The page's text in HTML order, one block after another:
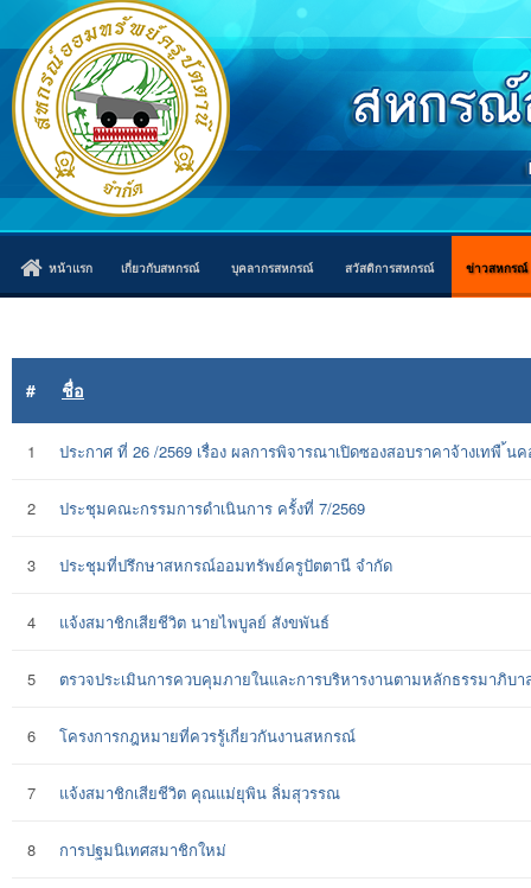
หน้าแรก เกี่ยวกับสหกรณ์ บุคลากรสหกรณ์ สวัสดิการสหกรณ์ ข่าวสหกรณ์
# ชื่อ
1 ประกาศ ที่ 26 /2569 เรื่อง ผลการพิจารณาเปิดซองสอบราคาจ้างเท
2 ประชุมคณะกรรมการดำเนินการ ครั้งที่ 7/2569
3 ประชุมที่ปรึกษาสหกรณ์ออมทรัพย์ครูปัตตานี จำกัด
4 แจ้งสมาชิกเสียชีวิต นายไพบูลย์ สังขพันธ์
5 ตรวจประเมินการควบคุมภายในและการบริหารงานตามหลักธรรมาภิบา
6 โครงการกฎหมายที่ควรรู้เกี่ยวกันงานสหกรณ์
7 แจ้งสมาชิกเสียชีวิต คุณแม่ยุพิน ลิ่มสุวรรณ
8 การปฐมนิเทศสมาชิกใหม่